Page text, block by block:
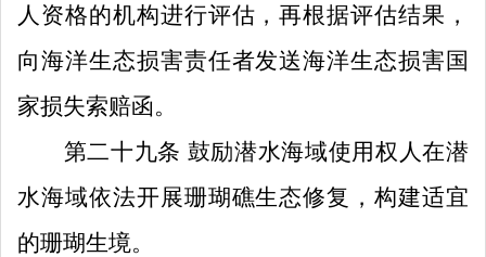
人资格的机构进行评估，再根据评估结果，
向海洋生态损害责任者发送海洋生态损害国
家损失索赔函。
第二十九条 鼓励潜水海域使用权人在潜
水海域依法开展珊瑚礁生态修复，构建适宜
的珊瑚生境。